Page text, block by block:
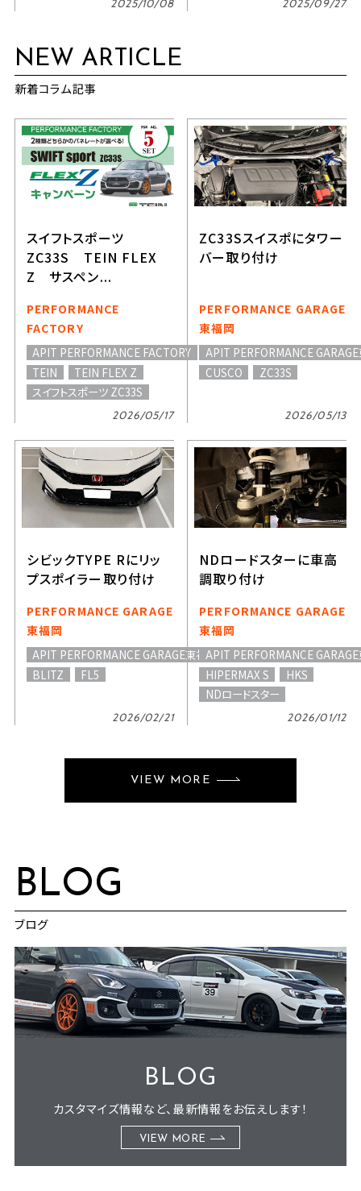
2025/10/08 2025/09/27
NEW ARTICLE
新着コラム記事
2026/05/17
スイフトスポーツ
ZC33S TEIN FLEX
Z サスペン...
PERFORMANCE
FACTORY
APIT PERFORMANCE FACTORY
TEIN
TEIN FLEX Z
スイフトスポーツ ZC33S
2026/05/13
ZC33Sスイスポにタワー
バー取り付け
PERFORMANCE GARAGE
東福岡
APIT PERFORMANCE
CUSCO
ZC33S
2026/02/21
シビックTYPE Rにリッ
プスポイラー取り付け
PERFORMANCE GARAGE
東福岡
APIT PERFORMANCE GARAGE東福岡
BLITZ
FL5
2026/01/12
NDロードスターに車高
調取り付け
PERFORMANCE GARAGE
東福岡
APIT PERFORMANCE
HIPERMAX S
HKS
NDロードスター
VIEW MORE
BLOG
ブログ
BLOG
カスタマイズ情報など、最新情報をお伝えします！
VIEW MORE